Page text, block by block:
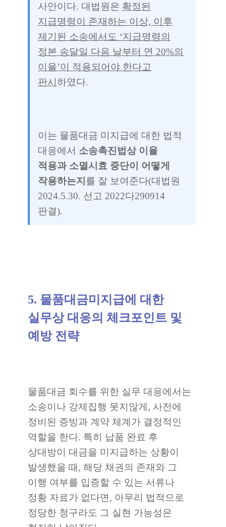
사안이다. 대법원은 확정된
지급명령이 존재하는 이상, 이후
제기된 소송에서도 ‘지급명령의
정본 송달일 다음 날부터 연 20%의
이율’이 적용되어야 한다고
판시 하였다.
이는 물품대금 미지급에 대한 법적
대응에서 소송촉진법상 이율
적용과 소멸시효 중단이 어떻게
작용하는지 를 잘 보여준다(대법원
2024.5.30. 선고 2022다290914
판결).
5. 물품대금미지급에 대한
실무상 대응의 체크포인트 및
예방 전략
물품대금 회수를 위한 실무 대응에서는
소송이나 강제집행 못지않게, 사전에
정비된 증빙과 계약 체계가 결정적인
역할을 한다. 특히 납품 완료 후
상대방이 대금을 미지급하는 상황이
발생했을 때, 해당 채권의 존재와 그
이행 여부를 입증할 수 있는 서류나
정황 자료가 없다면, 아무리 법적으로
정당한 청구라도 그 실현 가능성은